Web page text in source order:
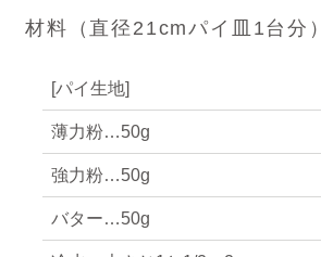
材料（直径21cmパイ皿1台分）
[パイ生地]
薄力粉…50g
強力粉…50g
バター…50g